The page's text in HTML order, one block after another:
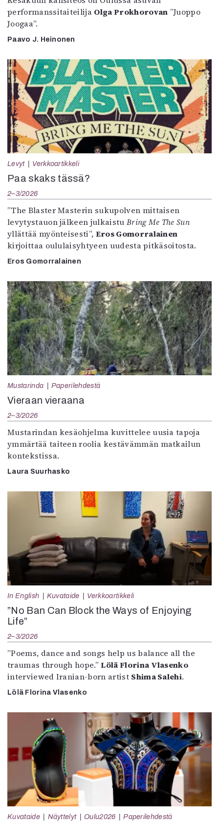
performanssitaiteilija Olga Prokhorovan ”Juoppo
Joogaa”.
Paavo J. Heinonen
Levyt Verkkoartikkeli
Paa skaks tässä?
2–3/2026
”The Blaster Masterin sukupolven mittaisen
levytystauon jälkeen julkaistu Bring Me The Sun
yllättää myönteisesti”, Eros Gomorralainen
kirjoittaa oululaisyhtyeen uudesta pitkäsoitosta.
Eros Gomorralainen
Mustarinda Paperilehdestä
Vieraan vieraana
2–3/2026
Mustarindan kesäohjelma kuvittelee uusia tapoja
ymmärtää taiteen roolia kestävämmän matkailun
kontekstissa.
Laura Suurhasko
In English Kuvataide Verkkoartikkeli
”No Ban Can Block the Ways of Enjoying
Life”
2–3/2026
”Poems, dance and songs help us balance all the
traumas through hope.”Lölä Florina Vlasenko
interviewed Iranian-born artist Shima Salehi.
Lölä Florina Vlasenko
Kuvataide Näyttelyt Oulu2026 Paperilehdestä